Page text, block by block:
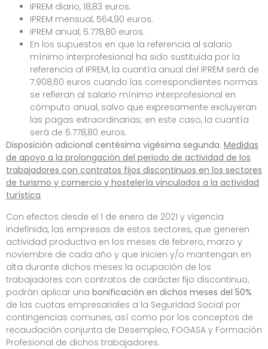
IPREM diario, 18,83 euros.
IPREM mensual, 564,90 euros.
IPREM anual, 6.778,80 euros.
En los supuestos en que la referencia al salario
mínimo interprofesional ha sido sustituida por la
referencia al IPREM, la cuantía anual del IPREM será de
7.908,60 euros cuando las correspondientes normas
se refieran al salario mínimo interprofesional en
cómputo anual, salvo que expresamente excluyeran
las pagas extraordinarias; en este caso, la cuantía
será de 6.778,80 euros.
Disposición adicional centésima vigésima segunda. Medidas
de apoyo a la prolongación del periodo de actividad de los
trabajadores con contratos fijos discontinuos en los sectores
de turismo y comercio y hostelería vinculados a la actividad
turística
Con efectos desde el 1 de enero de 2021 y vigencia
indefinida, las empresas de estos sectores, que generen
actividad productiva en los meses de febrero, marzo y
noviembre de cada año y que inicien y/o mantengan en
alta durante dichos meses la ocupación de los
trabajadores con contratos de carácter fijo discontinuo,
podrán aplicar una bonificación en dichos meses del 50%
de las cuotas empresariales a la Seguridad Social por
contingencias comunes, así como por los conceptos de
recaudación conjunta de Desempleo, FOGASA y Formación
Profesional de dichos trabajadores.